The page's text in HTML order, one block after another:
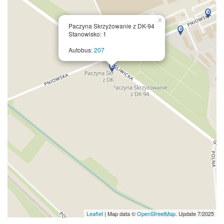
Paczyna Skrzyżowanie z DK-94
Stanowisko: 1
Autobus:207
×
Leaflet | Map data ©OpenStreetMap. Update 7/2025